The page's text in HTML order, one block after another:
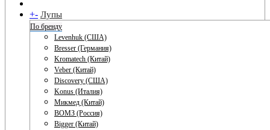
+- Лупы
По бренду
Levenhuk (США)
Bresser (Германия)
Kromatech (Китай)
Veber (Китай)
Discovery (США)
Konus (Италия)
Микмед (Китай)
ВОМЗ (Россия)
Bigger (Китай)